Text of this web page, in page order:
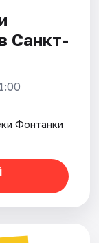
Санкт-
Фонтанки